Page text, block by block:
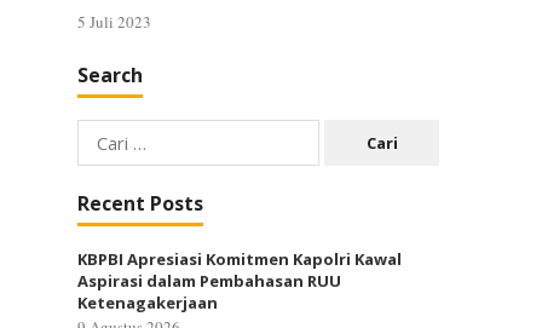
5 Juli 2023
Search
Cari
untuk:
Recent Posts
KBPBI Apresiasi Komitmen Kapolri Kawal
Aspirasi dalam Pembahasan RUU
Ketenagakerjaan